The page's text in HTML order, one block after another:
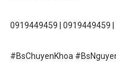
0919449459 | 0919449459
#BsChuyenKhoa